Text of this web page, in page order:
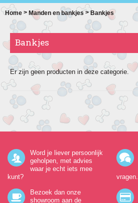
Home > Manden en bankjes>Bankjes
Bankjes
Er zijn geen producten in deze categorie.
Word je liever persoonlijk
geholpen, met advies
waar je echt iets mee
kunt?
vragen.
Bezoek dan onze
showroom aan de